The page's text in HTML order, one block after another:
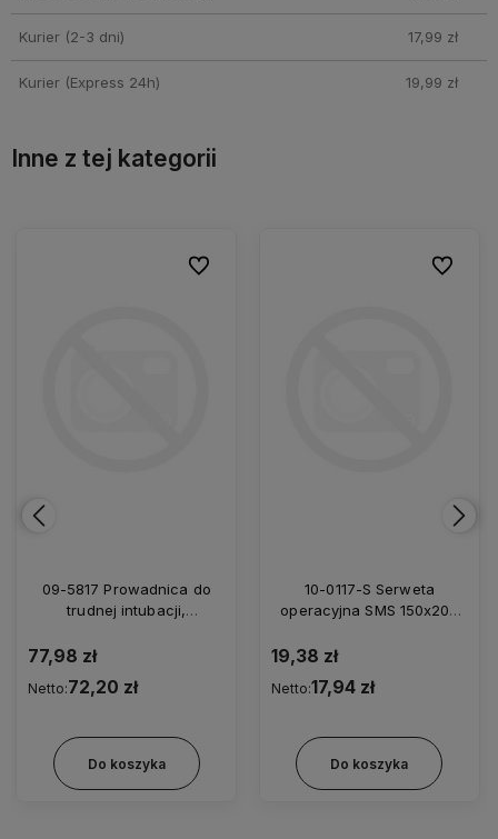
Kurier (2-3 dni) 17,99 zł
Kurier (Express 24h) 19,99 zł
Inne z tej kategorii
09-5817 Prowadnica do
trudnej intubacji,
jednorazowa z futerałem
77,98 zł
Netto:72,20 zł
Do koszyka
Do ulubionych
Do ulubionych
10-0117-S Serweta
operacyjna SMS 150x200
19,38 zł
Netto:17,94 zł
Do koszyka
Do
Do